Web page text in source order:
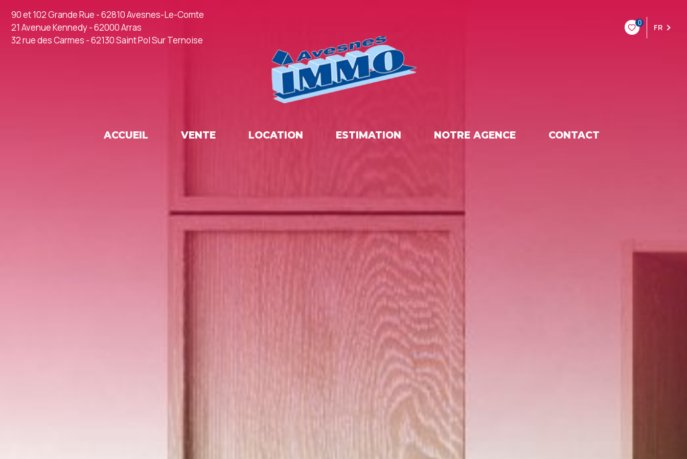
90 et 102 Grande Rue - 62810 Avesnes-Le-Comte
21 Avenue Kennedy - 62000 Arras
32 rue des Carmes - 62130 Saint Pol Sur Ternoise
0 FR
ACCUEIL VENTE LOCATION ESTIMATION NOTRE AGENCE CONTACT